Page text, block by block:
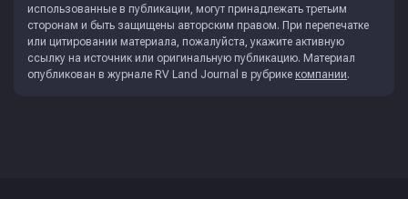
использованные в публикации, могут принадлежать третьим
сторонам и быть защищены авторским правом. При перепечатке
или цитировании материала, пожалуйста, укажите активную
ссылку на источник или оригинальную публикацию. Материал
опубликован в журнале RV Land Journal в рубрике компании.